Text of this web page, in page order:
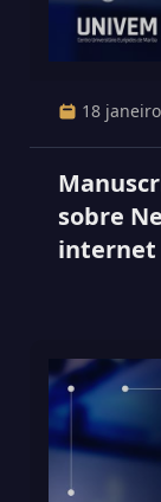
18
sobre
internet